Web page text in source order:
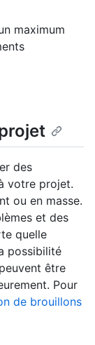
maximum
des
votre projet.
ou en masse.
et des
quelle
possibilité
être
Pour
de brouillons